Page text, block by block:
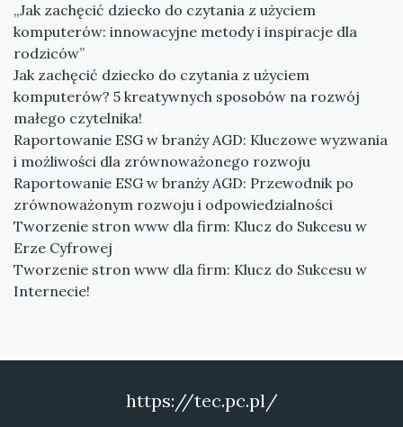
„Jak zachęcić dziecko do czytania z użyciem
komputerów: innowacyjne metody i inspiracje dla
rodziców”
Jak zachęcić dziecko do czytania z użyciem
komputerów? 5 kreatywnych sposobów na rozwój
małego czytelnika!
Raportowanie ESG w branży AGD: Kluczowe wyzwania
i możliwości dla zrównoważonego rozwoju
Raportowanie ESG w branży AGD: Przewodnik po
zrównoważonym rozwoju i odpowiedzialności
Tworzenie stron www dla firm: Klucz do Sukcesu w
Erze Cyfrowej
Tworzenie stron www dla firm: Klucz do Sukcesu w
Internecie!
https://tec.pc.pl/